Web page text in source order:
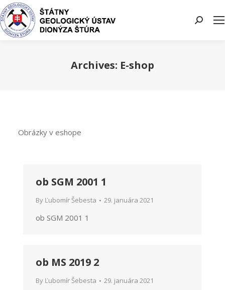
Search:
Archives: E-shop
Obrázky v eshope
ob SGM 2001 1
By Ľubomír Šebesta 29. januára 2021
ob SGM 2001 1
ob MS 2019 2
By Ľubomír Šebesta 29. januára 2021